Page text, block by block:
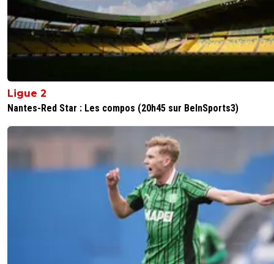
ca serait trop top!!
0+ Répondre
dark-phalus 22 mai 2025 à 11:38 + 0
0
miktos 22 mai 2025 à 14:56 +102
0+ Répondre
22 mai 2025 à 11:23 + 3
Ce serait une très bonne nouvelle, mais je n'y crois pas
vraiment. Il a souvent dit qu'il voulait partir.
Ligue 2
Nantes-Red Star : Les compos (20h45 sur BeInSports3)